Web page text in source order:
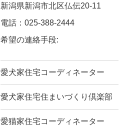
新潟県新潟市北区仏伝20-11
電話：025-388-2444
希望の連絡手段:
愛犬家住宅コーディネーター
愛犬家住宅住まいづくり倶楽部
愛猫家住宅コーディネーター